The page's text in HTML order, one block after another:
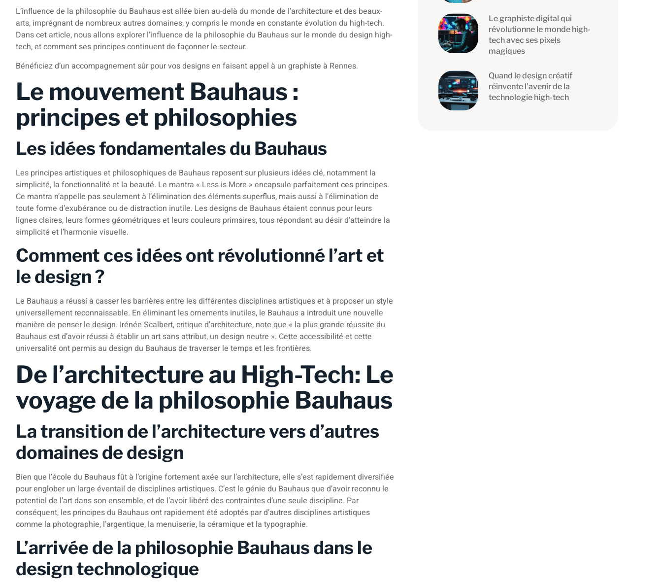
L’influence de la philosophie du Bauhaus est allée bien au-delà du monde de l’architecture et des beaux-
arts, imprégnant de nombreux autres domaines, y compris le monde en constante évolution du high-tech.
Dans cet article, nous allons explorer l’influence de la philosophie du Bauhaus sur le monde du design high-
tech, et comment ses principes continuent de façonner le secteur.
Bénéficiez d’un accompagnement sûr pour vos designs en faisant appel à un graphiste à Rennes.
Le mouvement Bauhaus :
principes et philosophies
Les idées fondamentales du Bauhaus
Les principes artistiques et philosophiques de Bauhaus reposent sur plusieurs idées clé, notamment la
simplicité, la fonctionnalité et la beauté. Le mantra « Less is More » encapsule parfaitement ces principes.
Ce mantra n’appelle pas seulement à l’élimination des éléments superflus, mais aussi à l’élimination de
toute forme d’exubérance ou de distraction inutile. Les designs de Bauhaus étaient connus pour leurs
lignes claires, leurs formes géométriques et leurs couleurs primaires, tous répondant au désir d’atteindre la
simplicité et l’harmonie visuelle.
Comment ces idées ont révolutionné l’art et
le design ?
Le Bauhaus a réussi à casser les barrières entre les différentes disciplines artistiques et à proposer un style
universellement reconnaissable. En éliminant les ornements inutiles, le Bauhaus a introduit une nouvelle
manière de penser le design. Irénée Scalbert, critique d’architecture, note que « la plus grande réussite du
Bauhaus est d’avoir réussi à établir un art sans attribut, un design neutre ». Cette accessibilité et cette
universalité ont permis au design du Bauhaus de traverser le temps et les frontières.
De l’architecture au High-Tech: Le
voyage de la philosophie Bauhaus
La transition de l’architecture vers d’autres
domaines de design
Bien que l’école du Bauhaus fût à l’origine fortement axée sur l’architecture, elle s’est rapidement diversifiée
pour englober un large éventail de disciplines artistiques. C’est le génie du Bauhaus que d’avoir reconnu le
potentiel de l’art dans son ensemble, et de l’avoir libéré des contraintes d’une seule discipline. Par
conséquent, les principes du Bauhaus ont rapidement été adoptés par d’autres disciplines artistiques
comme la photographie, l’argentique, la menuiserie, la céramique et la typographie.
L’arrivée de la philosophie Bauhaus dans le
design technologique
Le graphiste digital qui
révolutionne le monde high-
tech avec ses pixels
magiques
Quand le design créatif
réinvente l’avenir de la
technologie high-tech